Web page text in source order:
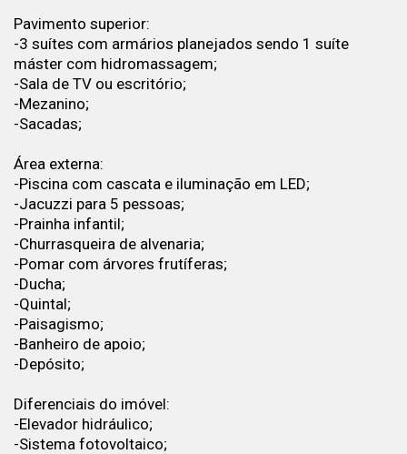
Pavimento superior:
-3 suítes com armários planejados sendo 1 suíte
máster com hidromassagem;
-Sala de TV ou escritório;
-Mezanino;
-Sacadas;
Área externa:
-Piscina com cascata e iluminação em LED;
-Jacuzzi para 5 pessoas;
-Prainha infantil;
-Churrasqueira de alvenaria;
-Pomar com árvores frutíferas;
-Ducha;
-Quintal;
-Paisagismo;
-Banheiro de apoio;
-Depósito;
Diferenciais do imóvel:
-Elevador hidráulico;
-Sistema fotovoltaico;